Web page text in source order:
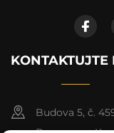
KONTAKTUJTE
Budova 5, č.